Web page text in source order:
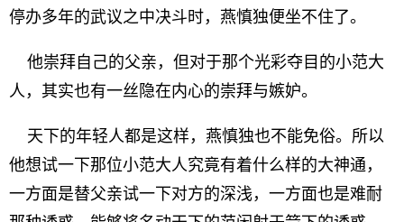
停办多年的武议之中决斗时，燕慎独便坐不住了。
他崇拜自己的父亲，但对于那个光彩夺目的小范大
人，其实也有一丝隐在内心的崇拜与嫉妒。
天下的年轻人都是这样，燕慎独也不能免俗。所以
他想试一下那位小范大人究竟有着什么样的大神通，
一方面是替父亲试一下对方的深浅，一方面也是难耐